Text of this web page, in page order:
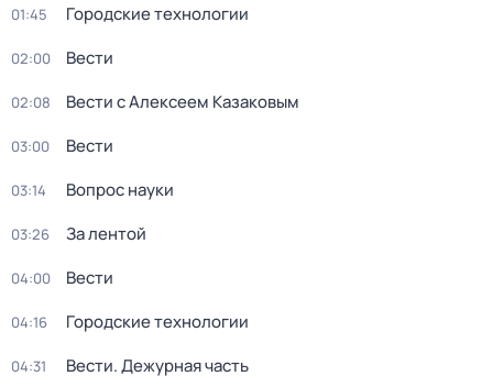
01:45 Городские технологии
02:00 Вести
02:08 Вести с Алексеем Казаковым
03:00 Вести
03:14 Вопрос науки
03:26 За лентой
04:00 Вести
04:16 Городские технологии
04:31 Вести. Дежурная часть